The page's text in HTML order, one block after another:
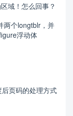
域！怎么回事？
两个longtblr，并
浮动体
页码的处理方式